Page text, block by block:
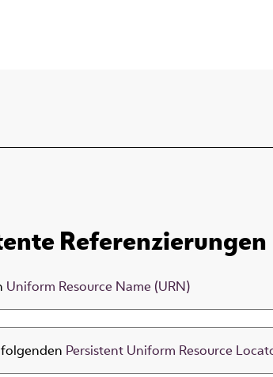
Referenzierungen
Uniform Resource Name (URN)
Persistent Uniform Resource